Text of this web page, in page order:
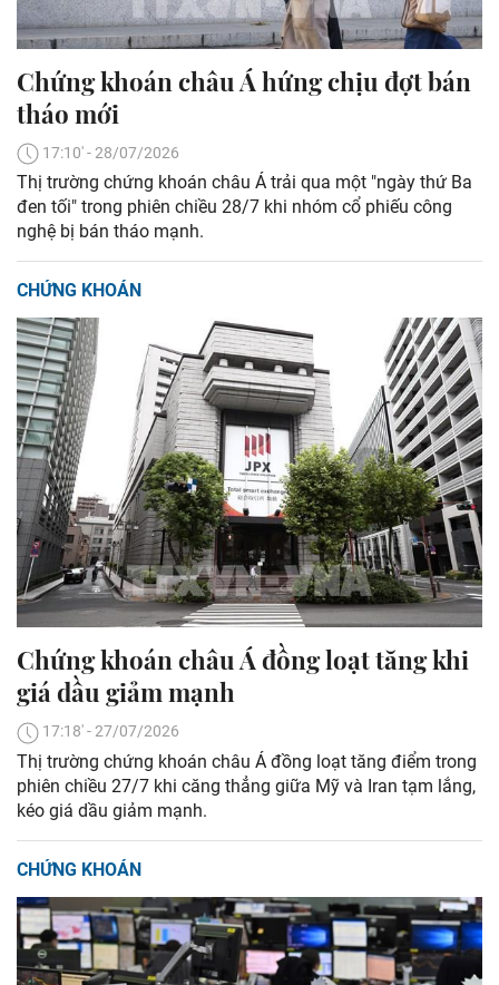
Chứng khoán châu Á hứng chịu đợt bán
tháo mới
17:10' - 28/07/2026
Thị trường chứng khoán châu Á trải qua một "ngày thứ Ba
đen tối" trong phiên chiều 28/7 khi nhóm cổ phiếu công
nghệ bị bán tháo mạnh.
CHỨNG KHOÁN
Chứng khoán châu Á đồng loạt tăng khi
giá dầu giảm mạnh
17:18' - 27/07/2026
Thị trường chứng khoán châu Á đồng loạt tăng điểm trong
phiên chiều 27/7 khi căng thẳng giữa Mỹ và Iran tạm lắng,
kéo giá dầu giảm mạnh.
CHỨNG KHOÁN